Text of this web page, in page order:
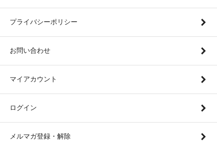
プライバシーポリシー
お問い合わせ
マイアカウント
ログイン
メルマガ登録・解除